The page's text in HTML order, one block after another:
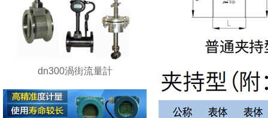
dn300渦街流量計